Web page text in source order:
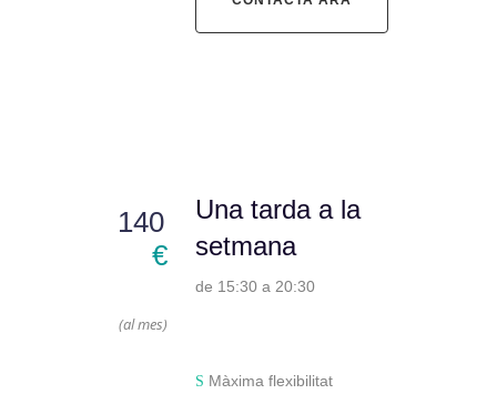
140
€
(al mes)
Una tarda a la
setmana
de 15:30 a 20:30
Màxima flexibilitat